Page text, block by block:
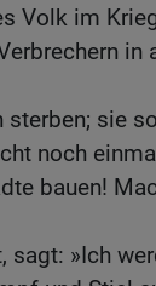
Volk im
in
sie
noch
bauen!
sagt: »Ich